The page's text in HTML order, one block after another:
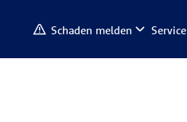
Schaden melden Service